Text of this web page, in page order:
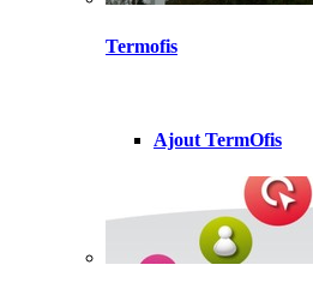
Termofis
Ajout TermOfis